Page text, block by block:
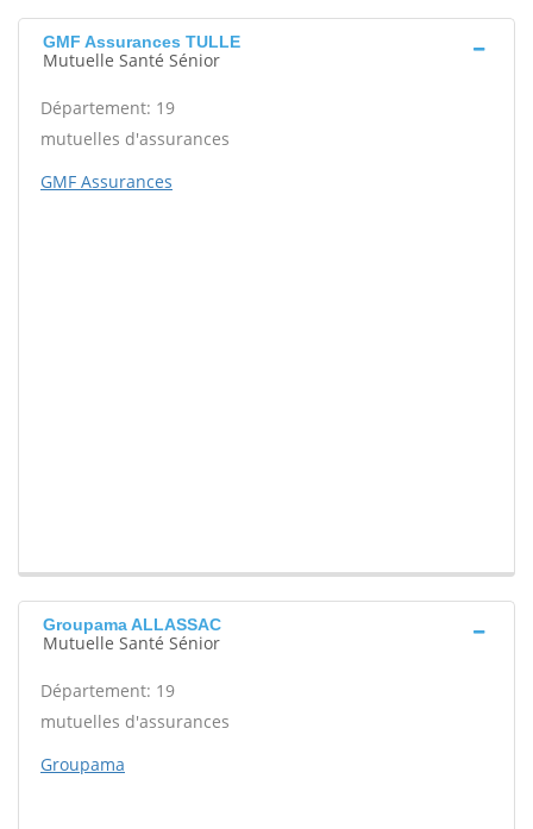
GMF Assurances TULLE
Mutuelle Santé Sénior
Département: 19
mutuelles d'assurances
GMF Assurances
Groupama ALLASSAC
Mutuelle Santé Sénior
Département: 19
mutuelles d'assurances
Groupama